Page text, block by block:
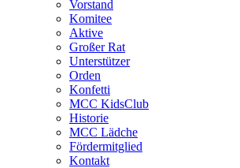
Vorstand
Komitee
Aktive
Großer Rat
Unterstützer
Orden
Konfetti
MCC KidsClub
Historie
MCC Lädche
Fördermitglied
Kontakt